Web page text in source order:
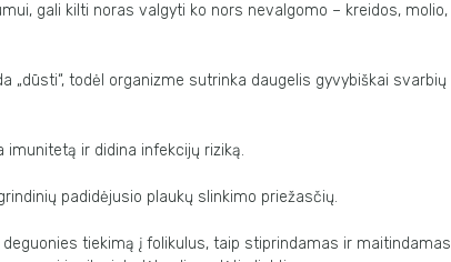
gali kilti noras valgyti ko nors nevalgomo – kreidos, molio,
„dūsti“, todėl organizme sutrinka daugelis gyvybiškai svarbių
ir didina infekcijų riziką.
padidėjusio plaukų slinkimo priežasčių.
tiekimą į folikulus, taip stiprindamas ir maitindamas